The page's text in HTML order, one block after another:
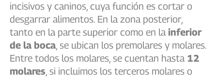
incisivos y caninos, cuya función es cortar o
desgarrar alimentos. En la zona posterior,
tanto en la parte superior como en la inferior
de la boca, se ubican los premolares y molares.
Entre todos los molares, se cuentan hasta 12
molares, si incluimos los terceros molares o